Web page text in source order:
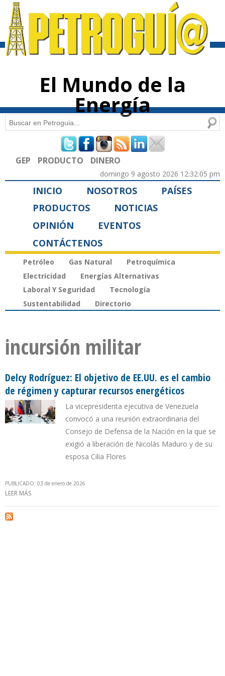
contenido
El Mundo de la
Energía
Formulario de búsqueda
Buscar
GEP PRODUCTO DINERO
domingo 9 agosto 2026 12:32:05 pm
INICIO NOSOTROS
PAÍSES
PRODUCTOS
NOTICIAS
OPINIÓN
EVENTOS
CONTÁCTENOS
Petróleo Gas Natural
Petroquímica
Electricidad
Energías Alternativas
Laboral Y Seguridad
Tecnología
Sustentabilidad
Directorio
incursión militar
Delcy Rodríguez: El objetivo de EE.UU. es el cambio
de régimen y capturar recursos energéticos
La vicepresidenta ejecutiva de Venezuela
convocó a una reunión extraordinaria del
Consejo de Defensa de la Nación en la que se
exigió a liberación de Nicolás Maduro y de su
esposa Cilia Flores
PUBLICADO: 03 de enero de 2026
LEER MÁS